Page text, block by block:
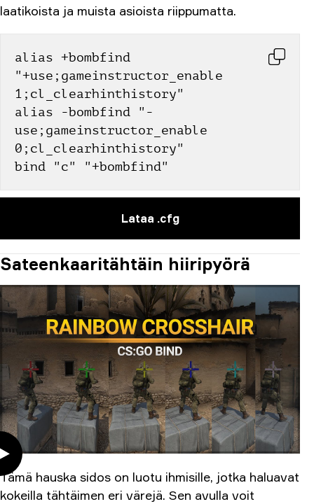
laatikoista ja muista asioista riippumatta.
alias +bombfind
"+use;gameinstructor_enable
1;cl_clearhinthistory"
alias -bombfind "-
use;gameinstructor_enable
0;cl_clearhinthistory"
bind "c" "+bombfind"
Lataa .cfg
Sateenkaaritähtäin hiiripyörä
Tämä hauska sidos on luotu ihmisille, jotka haluavat
kokeilla tähtäimen eri värejä. Sen avulla voit